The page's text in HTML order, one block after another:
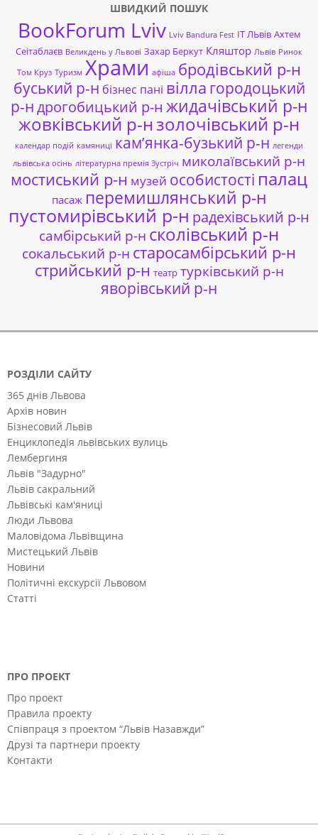
ШВИДКИЙ ПОШУК
BookForum Lviv Lviv Bandura Fest ІТ ЛЬвів Ахтем
Сеітаблаєв Великдень у Львові Захар Беркут Кляштор Львів Ринок
Том Круз Туризм Храми афіша бродівський р-н
буський р-н бізнес пані вілла городоцький
р-ндрогобицький р-н жидачівський р-н
жовківський р-нзолочівський р-н
календар подій камяниці кам’янка-бузький р-н легенди
львівська осінь літературна премія Зустріч миколаївський р-н
мостиський р-н музей особистості палац
пасаж перемишлянський р-н
пустомирівський р-н радехівський р-н
самбірський р-н сколівський р-н
сокальський р-н старосамбірський р-н
стрийський р-н театр турківський р-н
яворівський р-н
РОЗДІЛИ САЙТУ
365 днів Львова
Архів новин
Бізнесовий Львів
Енциклопедія львівських вулиць
Лембергиня
Львів "Задурно"
Львів сакральний
Львівські кам'яниці
Люди Львова
Маловідома Львівщина
Мистецький Львів
Новини
Політичні екскурсії Львовом
Статті
ПРО ПРОЕКТ
Про проект
Правила проекту
Співпраця з проектом “Львів Назавжди”
Друзі та партнери проекту
Контакти